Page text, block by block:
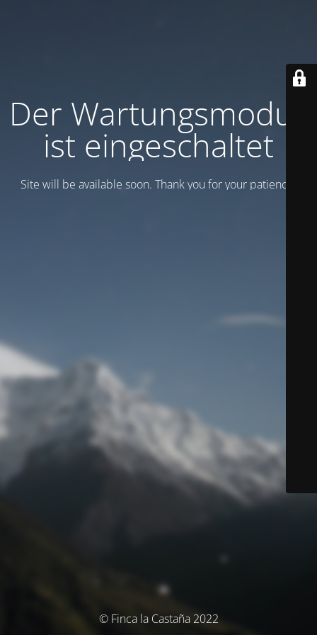
Der Wartungsmodus
ist eingeschaltet
Site will be available soon. Thank you for your patience!
© Finca la Castaña 2022